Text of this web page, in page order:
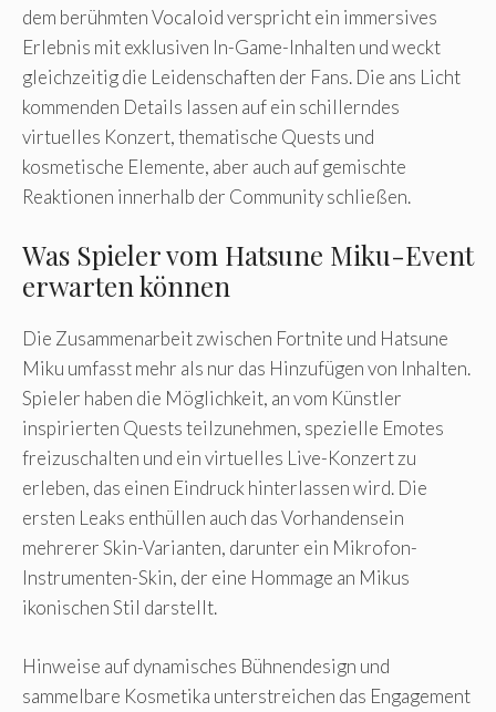
dem berühmten Vocaloid verspricht ein immersives
Erlebnis mit exklusiven In-Game-Inhalten und weckt
gleichzeitig die Leidenschaften der Fans. Die ans Licht
kommenden Details lassen auf ein schillerndes
virtuelles Konzert, thematische Quests und
kosmetische Elemente, aber auch auf gemischte
Reaktionen innerhalb der Community schließen.
Was Spieler vom Hatsune Miku-Event
erwarten können
Die Zusammenarbeit zwischen Fortnite und Hatsune
Miku umfasst mehr als nur das Hinzufügen von Inhalten.
Spieler haben die Möglichkeit, an vom Künstler
inspirierten Quests teilzunehmen, spezielle Emotes
freizuschalten und ein virtuelles Live-Konzert zu
erleben, das einen Eindruck hinterlassen wird. Die
ersten Leaks enthüllen auch das Vorhandensein
mehrerer Skin-Varianten, darunter ein Mikrofon-
Instrumenten-Skin, der eine Hommage an Mikus
ikonischen Stil darstellt.
Hinweise auf dynamisches Bühnendesign und
sammelbare Kosmetika unterstreichen das Engagement